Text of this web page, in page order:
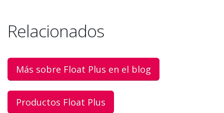
Relacionados
Más sobre Float Plus en el blog
Productos Float Plus